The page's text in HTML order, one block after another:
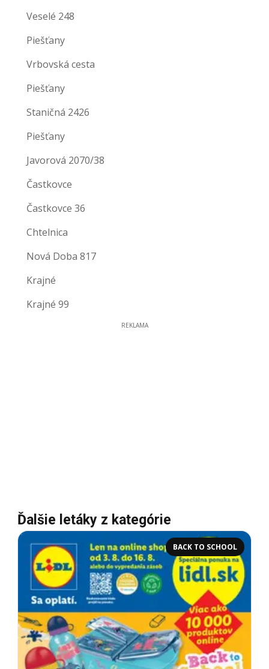
Veselé 248
Piešťany
Vrbovská cesta
Piešťany
Staničná 2426
Piešťany
Javorová 2070/38
Častkovce
Častkovce 36
Chtelnica
Nová Doba 817
Krajné
Krajné 99
REKLAMA
Ďalšie letáky z kategórie
BACK TO SCHOOL